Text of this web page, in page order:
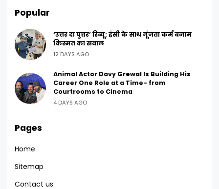
Popular
‘उत्तर दा पुत्तर’ रिव्यू: हंसी के साथ गूंजता कर्म बनाम
किस्मत का सवाल
12 DAYS AGO
Animal Actor Davy Grewal Is Building His
Career One Role at a Time- from
Courtrooms to Cinema
4 DAYS AGO
Pages
Home
Sitemap
Contact us